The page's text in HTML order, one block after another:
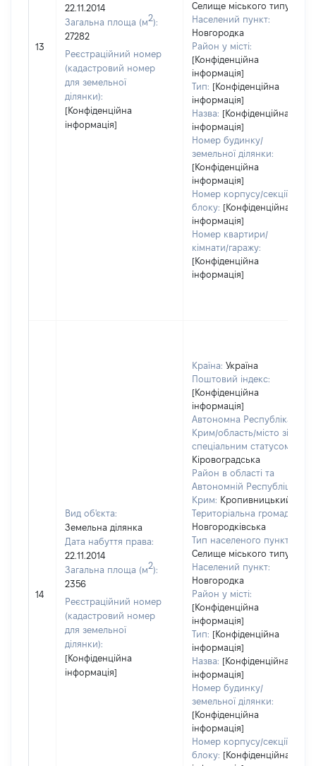
13
22.11.2014
Загальна площа (м2):
27282
Реєстраційний номер
(кадастровий номер
для земельної
ділянки):
[Конфіденційна
інформація]
Селище міського типу
Населений пункт:
Новгородка
Район у місті:
[Конфіденційна
інформація]
Тип: [Конфіденційна
інформація]
Назва: [Конфіденційна
інформація]
Номер будинку/
земельної ділянки:
[Конфіденційна
інформація]
Номер корпусу/секції/
блоку: [Конфіденційна
інформація]
Номер квартири/
кімнати/гаражу:
[Конфіденційна
інформація]
14
Вид об'єкта:
Земельна ділянка
Дата набуття права:
22.11.2014
Загальна площа (м2):
2356
Реєстраційний номер
(кадастровий номер
для земельної
ділянки):
[Конфіденційна
інформація]
Країна: Україна
Поштовий індекс:
[Конфіденційна
інформація]
Автономна Республіка
Крим/область/місто зі
спеціальним статусом:
Кіровоградська
Район в області та
Автономній Республіці
Крим: Кропивницький
Територіальна громада:
Новгородківська
Тип населеного пункту:
Селище міського типу
Населений пункт:
Новгородка
Район у місті:
[Конфіденційна
інформація]
Тип: [Конфіденційна
інформація]
Назва: [Конфіденційна
інформація]
Номер будинку/
земельної ділянки:
[Конфіденційна
інформація]
Номер корпусу/секції/
блоку: [Конфіденційна